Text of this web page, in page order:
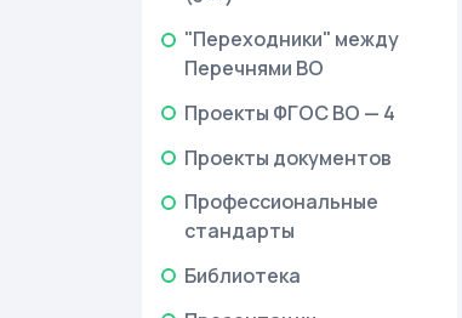
"Переходники" между
Перечнями ВО
Проекты ФГОС ВО — 4
Проекты документов
Профессиональные
стандарты
Библиотека